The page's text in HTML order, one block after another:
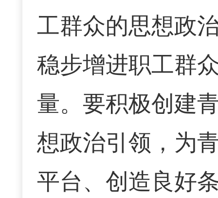
工群众的思想政
稳步增进职工群
量。要积极创建
想政治引领，为
平台、创造良好